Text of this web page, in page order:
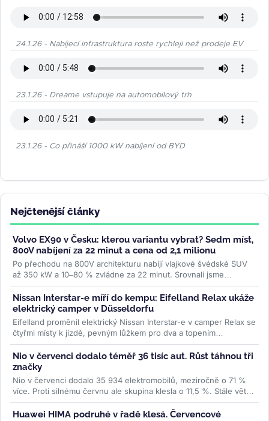
24.1.26 - Nabíjecí infrastruktura roste rychleji než prodeje EV
23.1.26 - Dreame vstupuje na automobilový trh
23.1.26 - Co přináší 1000 kW nabíjení od BYD
Nejčtenější články
Volvo EX90 v Česku: kterou variantu vybrat? Sedm míst,
800V nabíjení za 22 minut a cena od 2,1 milionu
Po přechodu na 800V architekturu nabíjí vlajkové švédské SUV
až 350 kW a 10–80 % zvládne za 22 minut. Srovnali jsme
všechny tři verze...>>
Nissan Interstar-e míří do kempu: Eifelland Relax ukáže
elektrický camper v Düsseldorfu
Eifelland proměnil elektrický Nissan Interstar-e v camper Relax se
čtyřmi místy k jízdě, pevným lůžkem pro dva a topením
napájeným z...>>
Nio v červenci dodalo téměř 36 tisíc aut. Růst táhnou tři
značky
Nio v červenci dodalo 35 934 elektromobilů, meziročně o 71 %
více. Proti silnému červnu ale skupina klesla o 11,5 %. Stále větší
podíl...>>
Huawei HIMA podruhé v řadě klesá. Červencové